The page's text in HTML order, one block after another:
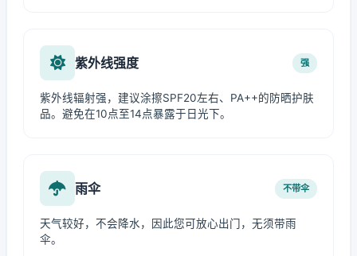
紫外线强度 强
紫外线辐射强，建议涂擦SPF20左右、PA++的防晒护肤
品。避免在10点至14点暴露于日光下。
雨伞 不带伞
天气较好，不会降水，因此您可放心出门，无须带雨
伞。